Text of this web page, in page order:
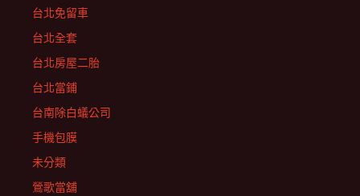
台北免留車
台北全套
台北房屋二胎
台北當鋪
台南除白蟻公司
手機包膜
未分類
鶯歌當舖